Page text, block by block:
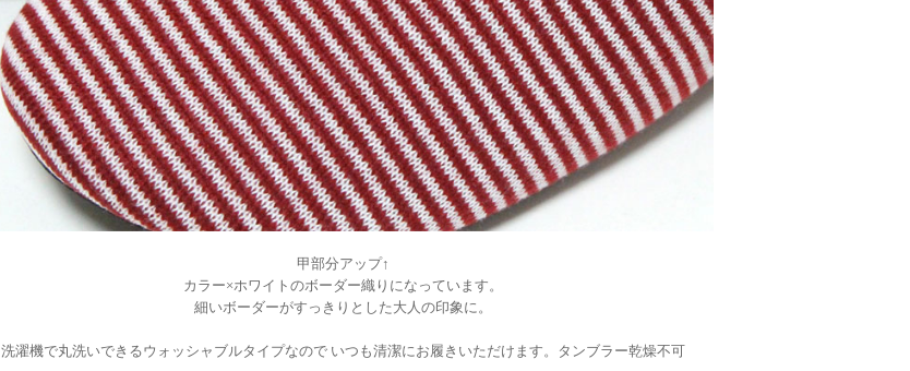
甲部分アップ↑
カラー×ホワイトのボーダー織りになっています。
細いボーダーがすっきりとした大人の印象に。
洗濯機で丸洗いできるウォッシャブルタイプなので いつも清潔にお履きいただけます。タンブラー乾燥不可